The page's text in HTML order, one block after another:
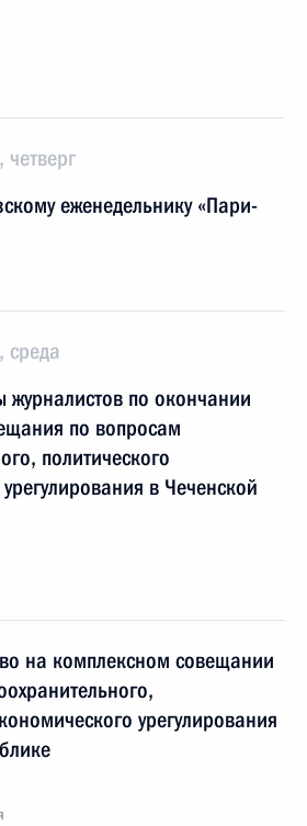
еженедельнику «Пари-
журналистов по окончании
по вопросам
политического
в Чеченской
на комплексном совещании
урегулирования